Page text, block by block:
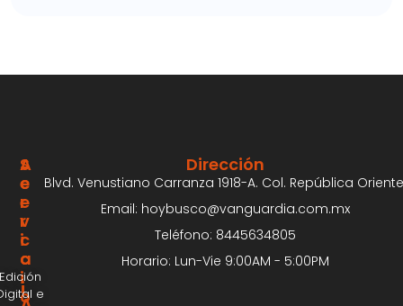
¡
S
E
R
V
I
C
I
O
A
C
E
R
C
A
e
Dirección
Blvd. Venustiano Carranza 1918-A. Col. República
Email: hoybusco@vanguardia.com.mx
Teléfono: 8445634805
Horario: Lun-Vie 9:00AM - 5:00PM